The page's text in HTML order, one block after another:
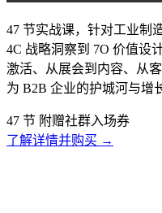
47 节实战课，针对工业制
4C 战略洞察到 7O 价值设
激活、从展会到内容、从
为 B2B 企业的护城河与增
47 节 附赠社群入场券
了解详情并购买 →